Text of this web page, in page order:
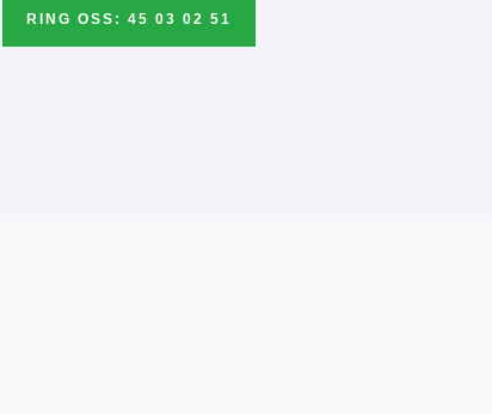
RING OSS: 45 03 02 51